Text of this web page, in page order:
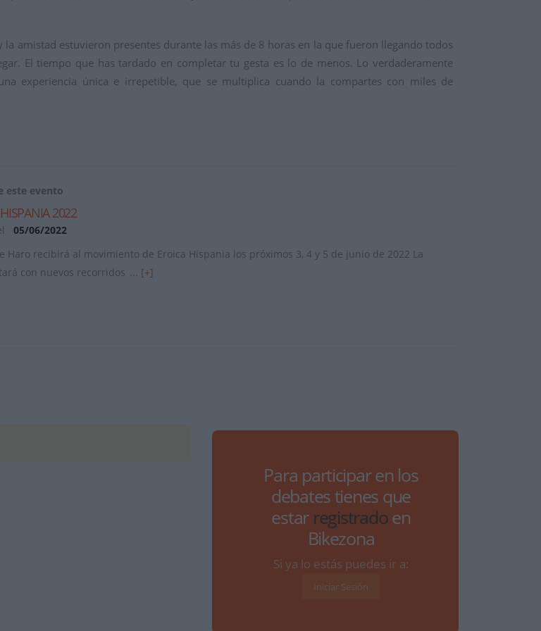
amistad estuvieron presentes durante las más de 8 horas en la que fueron llegando todos
El tiempo que has tardado en completar tu gesta es lo de menos. Lo verdaderamente
experiencia única e irrepetible, que se multiplica cuando la compartes con miles de
este evento
2022
05/06/2022
Haro recibirá al movimiento de Eroica Hispania los próximos 3, 4 y 5 de junio de 2022 La
con nuevos recorridos ... [+]
Para participar en los
debates tienes que
estar registradoen
Bikezona
Si ya lo estás puedes ir a:
Iniciar Sesión